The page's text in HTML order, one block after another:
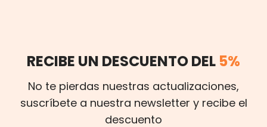
RECIBE UN DESCUENTO DEL 5%
No te pierdas nuestras actualizaciones,
suscríbete a nuestra newsletter y recibe el
descuento